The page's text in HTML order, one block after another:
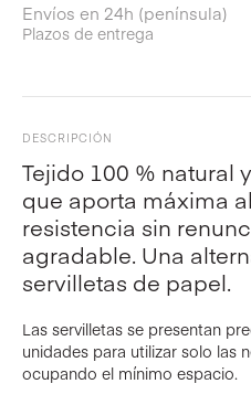
Envíos en 24h (península)
Plazos de entrega
DESCRIPCIÓN
Tejido 100 % natural
que aporta máxima
resistencia sin
agradable. Una
servilletas de papel.
Las servilletas se presentan
unidades para utilizar solo las
ocupando el mínimo espacio.